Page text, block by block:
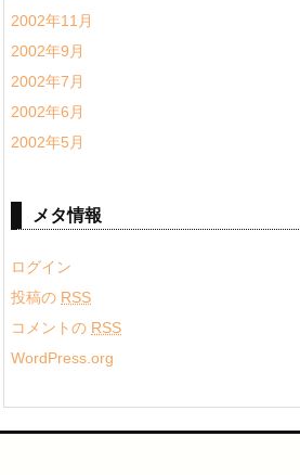
2002年11月
2002年9月
2002年7月
2002年6月
2002年5月
メタ情報
ログイン
投稿の RSS
コメントの RSS
WordPress.org